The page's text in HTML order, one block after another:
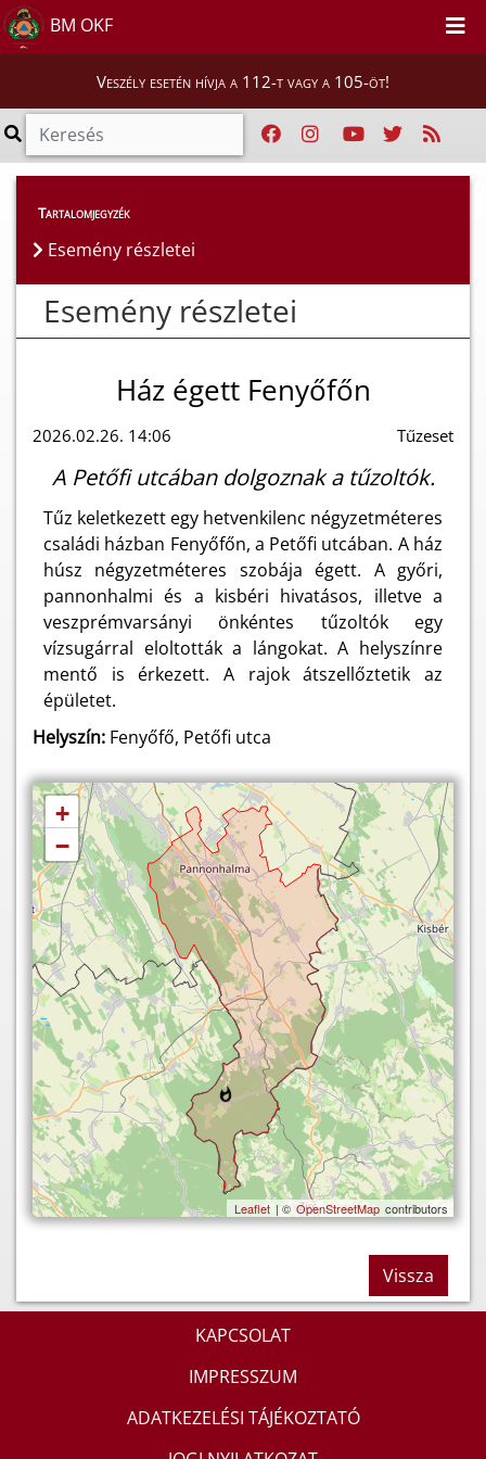
BM OKF
Veszély esetén hívja a 112-t vagy a 105-öt!
Esemény részletei
Tartalomjegyzék
Esemény részletei
Esemény részletei
Ház égett Fenyőfőn
2026.02.26. 14:06 Tűzeset
A Petőfi utcában dolgoznak a tűzoltók.
Tűz keletkezett egy hetvenkilenc négyzetméteres
családi házban Fenyőfőn, a Petőfi utcában. A ház
húsz négyzetméteres szobája égett. A győri,
pannonhalmi és a kisbéri hivatásos, illetve a
veszprémvarsányi önkéntes tűzoltók egy
vízsugárral eloltották a lángokat. A helyszínre
mentő is érkezett. A rajok átszellőztetik az
épületet.
Helyszín: Fenyőfő, Petőfi utca
+
−
Leaflet | © OpenStreetMap contributors
Vissza
KAPCSOLAT
IMPRESSZUM
ADATKEZELÉSI TÁJÉKOZTATÓ